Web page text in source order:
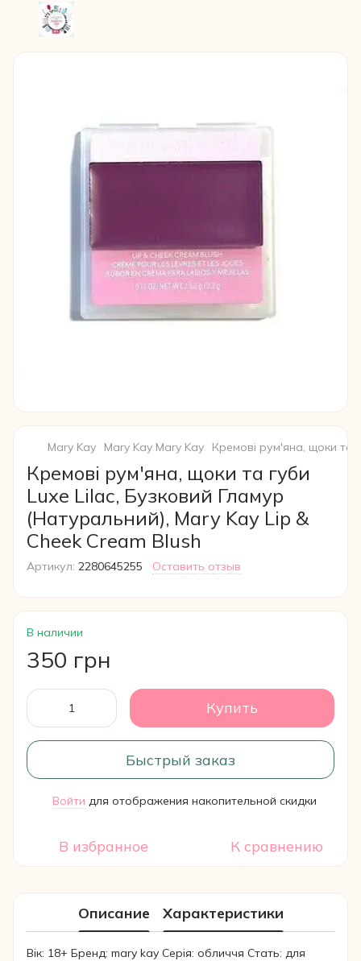
Mary Kay Mary Kay Mary Kay Кремові рум'яна, щоки та
Кремові рум'яна, щоки та губи
Luxe Lilac, Бузковий Гламур
(Натуральний), Mary Kay Lip &
Cheek Cream Blush
Артикул: 2280645255 Оставить отзыв
В наличии
350 грн
Купить
Быстрый заказ
Войти для отображения накопительной скидки
В избранное К сравнению
Описание Характеристики
Вік: 18+ Бренд: mary kay Серія: обличчя Стать: для